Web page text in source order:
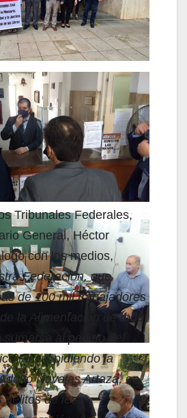
Tribunales Federales,
General, Héctor
con los medios,
Federación, que
de 100 mil trabajadores
la Alimentación de todo
al pedido del
Fiscal pidiendo la
Navajas Artaza, en
delitos de lesa